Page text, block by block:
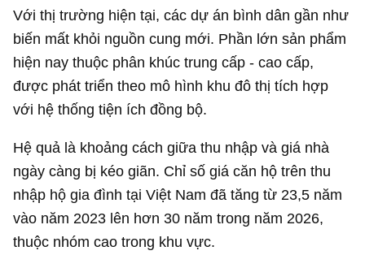
Với thị trường hiện tại, các dự án bình dân gần như
biến mất khỏi nguồn cung mới. Phần lớn sản phẩm
hiện nay thuộc phân khúc trung cấp - cao cấp,
được phát triển theo mô hình khu đô thị tích hợp
với hệ thống tiện ích đồng bộ.
Hệ quả là khoảng cách giữa thu nhập và giá nhà
ngày càng bị kéo giãn. Chỉ số giá căn hộ trên thu
nhập hộ gia đình tại Việt Nam đã tăng từ 23,5 năm
vào năm 2023 lên hơn 30 năm trong năm 2026,
thuộc nhóm cao trong khu vực.